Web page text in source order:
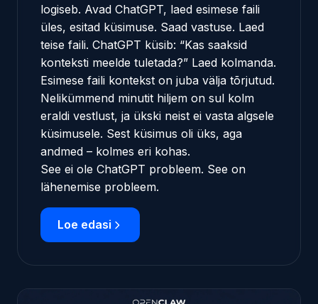
logiseb. Avad ChatGPT, laed esimese faili
üles, esitad küsimuse. Saad vastuse. Laed
teise faili. ChatGPT küsib: “Kas saaksid
konteksti meelde tuletada?” Laed kolmanda.
Esimese faili kontekst on juba välja tõrjutud.
Nelikümmend minutit hiljem on sul kolm
eraldi vestlust, ja ükski neist ei vasta algsele
küsimusele. Sest küsimus oli üks, aga
andmed – kolmes eri kohas.
See ei ole ChatGPT probleem. See on
lähenemise probleem.
Loe edasi